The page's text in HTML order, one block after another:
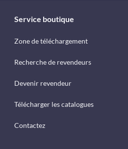
Service boutique
Zone de téléchargement
Recherche de revendeurs
Devenir revendeur
Télécharger les catalogues
Contactez